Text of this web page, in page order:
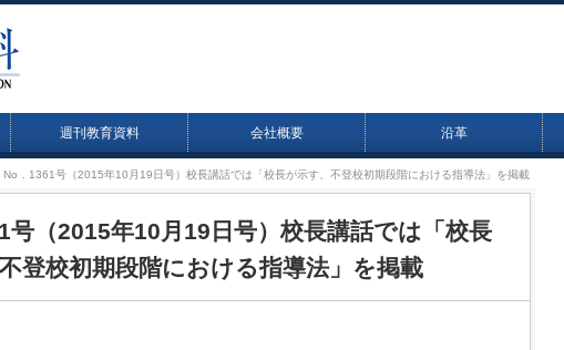
週刊教育資料 会社概要 沿革
No．1361号（2015年10月19日号）校長講話では「校長が示す、不登校初期段階における指導法」を掲載
号（2015年10月19日号）校長講話では「校長
登校初期段階における指導法」を掲載